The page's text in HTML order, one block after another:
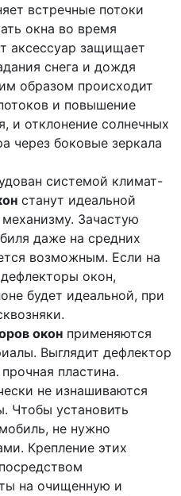
встречные потоки
окна во время
аксессуар защищает
снега и дождя
образом происходит
и повышение
и отклонение солнечных
через боковые зеркала
системой климат-
станут идеальной
Зачастую
даже на средних
возможным. Если на
окон,
будет идеальной, при
окон применяются
Выглядит дефлектор
пластина.
не изнашиваются
Чтобы установить
не нужно
Крепление этих
на очищенную и